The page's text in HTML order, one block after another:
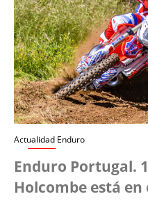
Actualidad Enduro
Enduro Portugal.
Holcombe está